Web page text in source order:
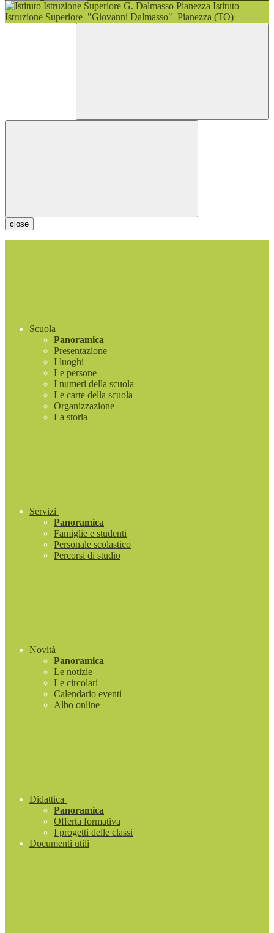
Istituto
Istruzione Superiore "Giovanni Dalmasso" Pianezza (TO)
close
Scuola
Panoramica
Presentazione
I luoghi
Le persone
I numeri della scuola
Le carte della scuola
Organizzazione
La storia
Servizi
Panoramica
Famiglie e studenti
Personale scolastico
Percorsi di studio
Novità
Panoramica
Le notizie
Le circolari
Calendario eventi
Albo online
Didattica
Panoramica
Offerta formativa
I progetti delle classi
Documenti utili